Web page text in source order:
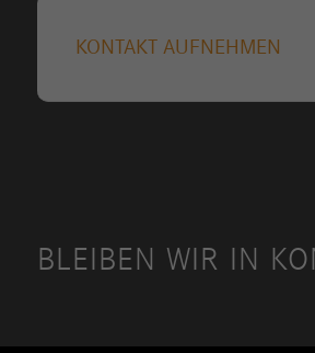
KONTAKT AUFNEHMEN
BLEIBEN WIR IN